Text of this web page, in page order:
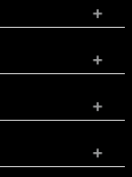
+
+
+
+